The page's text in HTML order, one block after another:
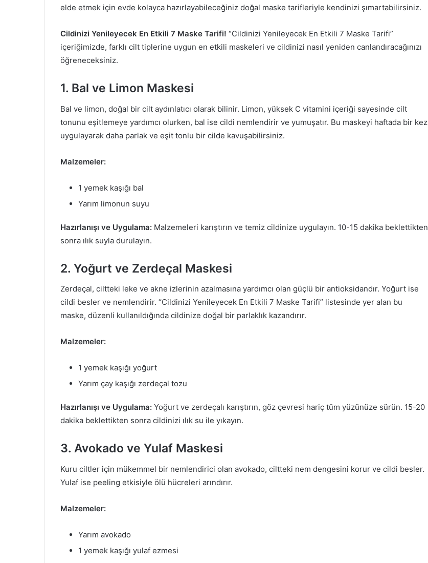
elde etmek için evde kolayca hazırlayabileceğiniz doğal maske tarifleriyle kendinizi şımartabilirsiniz.
Cildinizi Yenileyecek En Etkili 7 Maske Tarifi! “Cildinizi Yenileyecek En Etkili 7 Maske Tarifi”
içeriğimizde, farklı cilt tiplerine uygun en etkili maskeleri ve cildinizi nasıl yeniden canlandıracağınızı
öğreneceksiniz.
1. Bal ve Limon Maskesi
Bal ve limon, doğal bir cilt aydınlatıcı olarak bilinir. Limon, yüksek C vitamini içeriği sayesinde cilt
tonunu eşitlemeye yardımcı olurken, bal ise cildi nemlendirir ve yumuşatır. Bu maskeyi haftada bir kez
uygulayarak daha parlak ve eşit tonlu bir cilde kavuşabilirsiniz.
Malzemeler:
1 yemek kaşığı bal
Yarım limonun suyu
Hazırlanışı ve Uygulama: Malzemeleri karıştırın ve temiz cildinize uygulayın. 10-15 dakika beklettikten
sonra ılık suyla durulayın.
2. Yoğurt ve Zerdeçal Maskesi
Zerdeçal, ciltteki leke ve akne izlerinin azalmasına yardımcı olan güçlü bir antioksidandır. Yoğurt ise
cildi besler ve nemlendirir. “Cildinizi Yenileyecek En Etkili 7 Maske Tarifi” listesinde yer alan bu
maske, düzenli kullanıldığında cildinize doğal bir parlaklık kazandırır.
Malzemeler:
1 yemek kaşığı yoğurt
Yarım çay kaşığı zerdeçal tozu
Hazırlanışı ve Uygulama: Yoğurt ve zerdeçalı karıştırın, göz çevresi hariç tüm yüzünüze sürün. 15-20
dakika beklettikten sonra cildinizi ılık su ile yıkayın.
3. Avokado ve Yulaf Maskesi
Kuru ciltler için mükemmel bir nemlendirici olan avokado, ciltteki nem dengesini korur ve cildi besler.
Yulaf ise peeling etkisiyle ölü hücreleri arındırır.
Malzemeler:
Yarım avokado
1 yemek kaşığı yulaf ezmesi